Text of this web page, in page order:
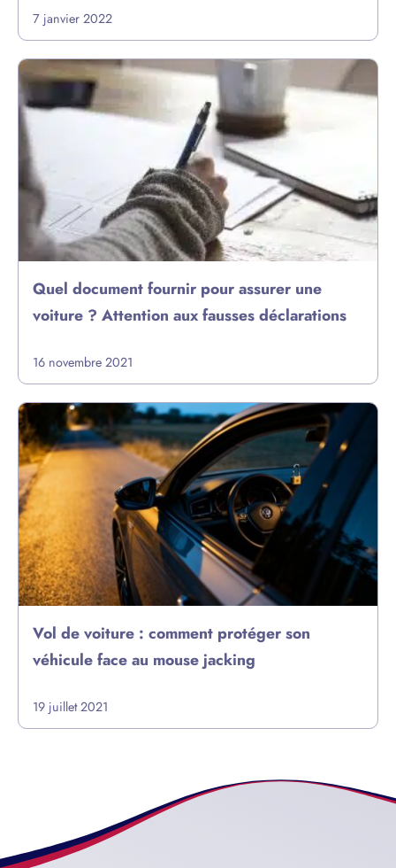
7 janvier 2022
Quel document fournir pour assurer une
voiture ? Attention aux fausses déclarations
16 novembre 2021
Vol de voiture : comment protéger son
véhicule face au mouse jacking
19 juillet 2021